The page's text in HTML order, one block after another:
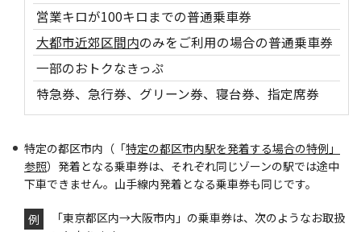
営業キロが100キロまでの普通乗車券
大都市近郊区間内のみをご利用の場合の普通乗車券
一部のおトクなきっぷ
特急券、急行券、グリーン券、寝台券、指定席券
特定の都区市内（「特定の都区市内駅を発着する場合の特例」
参照）発着となる乗車券は、それぞれ同じゾーンの駅では途中
下車できません。山手線内発着となる乗車券も同じです。
例
「東京都区内→大阪市内」の乗車券は、次のようなお取扱